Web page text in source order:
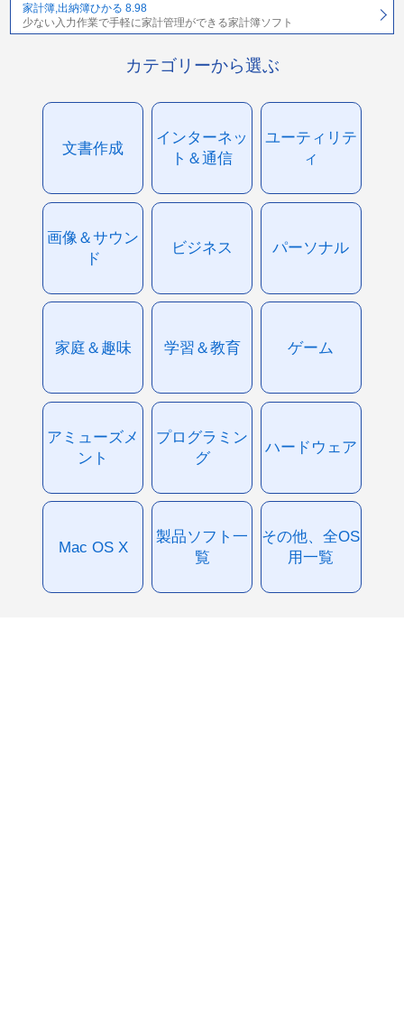
家計簿,出納簿ひかる 8.98
少ない入力作業で手軽に家計管理ができる家計簿ソフト
カテゴリーから選ぶ
文書作成
インターネッ
ト＆通信
ユーティリテ
ィ
画像＆サウン
ド
ビジネス パーソナル
家庭＆趣味 学習＆教育 ゲーム
アミューズメ
ント
プログラミン
グ
ハードウェア
Mac OS X
製品ソフト一
覧
その他、全OS
用一覧